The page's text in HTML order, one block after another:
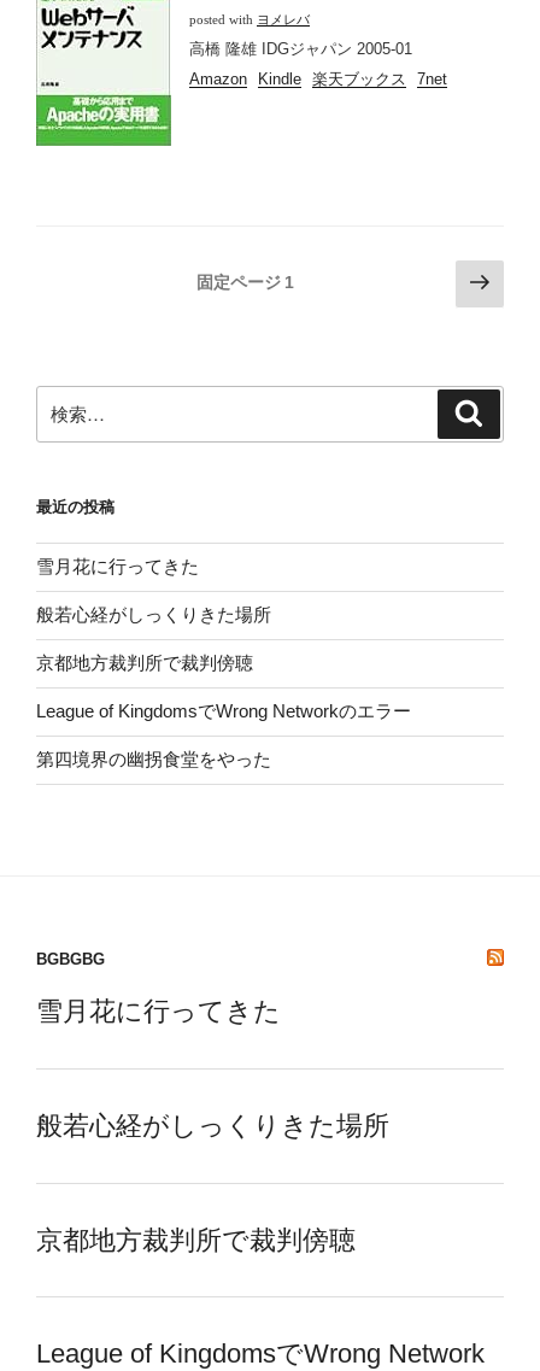
posted with ヨメレバ
高橋 隆雄 IDGジャパン 2005-01
Amazon
Kindle 楽天ブックス 7net
ー
ジ
り
固定ページ 1
次
の
ジ
索:
最近の投稿
雪月花に行ってきた
般若心経がしっくりきた場所
京都地方裁判所で裁判傍聴
League of KingdomsでWrong Networkのエラー
第四境界の幽拐食堂をやった
BGBGBG
雪月花に行ってきた
般若心経がしっくりきた場所
京都地方裁判所で裁判傍聴
League of KingdomsでWrong Network